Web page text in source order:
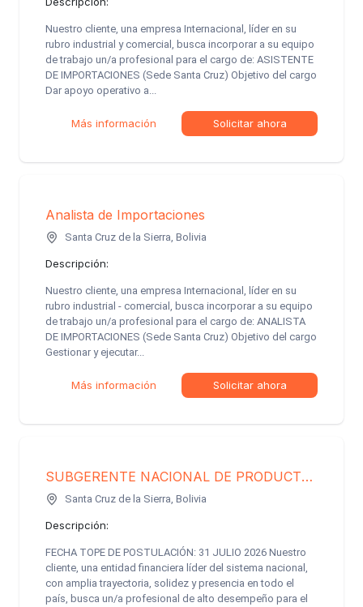
Nuestro cliente, una empresa Internacional, líder en su
rubro industrial y comercial, busca incorporar a su equipo
de trabajo un/a profesional para el cargo de: ASISTENTE
DE IMPORTACIONES (Sede Santa Cruz) Objetivo del cargo
Dar apoyo operativo a...
Más información Solicitar ahora
Analista de Importaciones
Santa Cruz de la Sierra, Bolivia
Descripción:
Nuestro cliente, una empresa Internacional, líder en su
rubro industrial - comercial, busca incorporar a su equipo
de trabajo un/a profesional para el cargo de: ANALISTA
DE IMPORTACIONES (Sede Santa Cruz) Objetivo del cargo
Gestionar y ejecutar...
Más información Solicitar ahora
SUBGERENTE NACIONAL DE PRODUCTOS FINANCIEROS (Captaciones y Créditos)
Santa Cruz de la Sierra, Bolivia
Descripción:
FECHA TOPE DE POSTULACIÓN: 31 JULIO 2026 Nuestro
cliente, una entidad financiera líder del sistema nacional,
con amplia trayectoria, solidez y presencia en todo el
país, busca un/a profesional de alto desempeño para el